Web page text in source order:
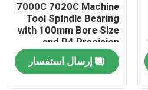
7000C 7020C Machine
Tool Spindle Bearing
with 100mm Bore Size
and P4 Precision
Rating for High
Performance
إرسال استفسار